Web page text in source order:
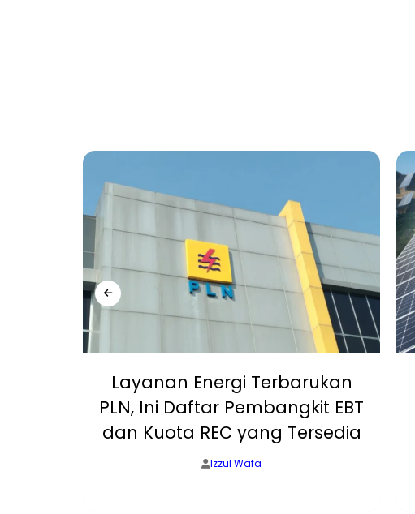
Layanan Energi Terbarukan
PLN, Ini Daftar Pembangkit EBT
dan Kuota REC yang Tersedia
Izzul Wafa